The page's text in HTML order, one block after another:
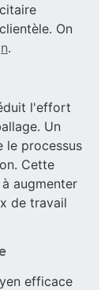
On
.
l'effort
Un
le processus
Cette
augmenter
de travail
efficace